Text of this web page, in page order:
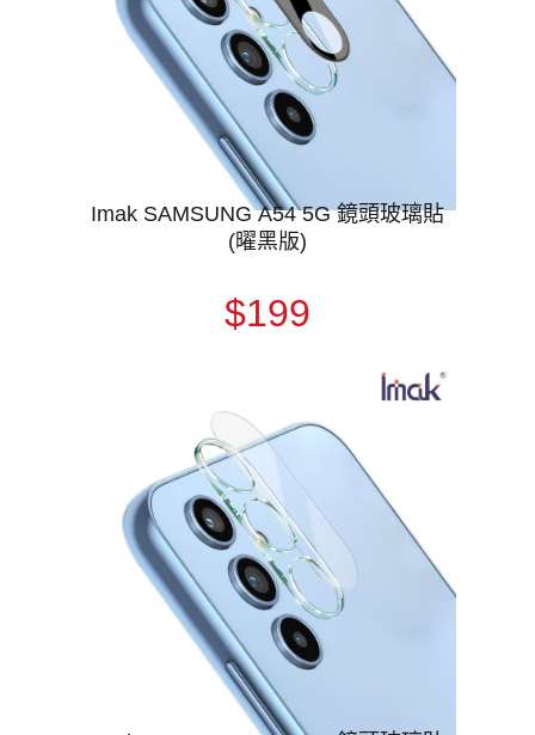
Imak SAMSUNG A54 5G 鏡頭玻璃貼
(曜黑版)
$199